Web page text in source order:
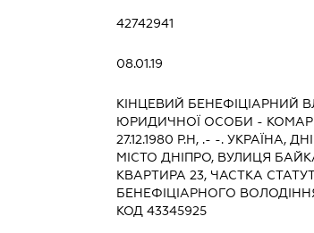
42742941
08.01.19
КІНЦЕВИЙ БЕНЕФІЦІАРНИЙ
ЮРИДИЧНОЇ ОСОБИ -
27.12.1980 Р.Н, .- -. УКРАЇНА,
МІСТО ДНІПРО, ВУЛИЦЯ
КВАРТИРА 23, ЧАСТКА
БЕНЕФІЦІАРНОГО
КОД 43345925